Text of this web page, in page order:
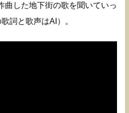
曲した地下街の歌を聞いていっ
詞と歌声はAI）。